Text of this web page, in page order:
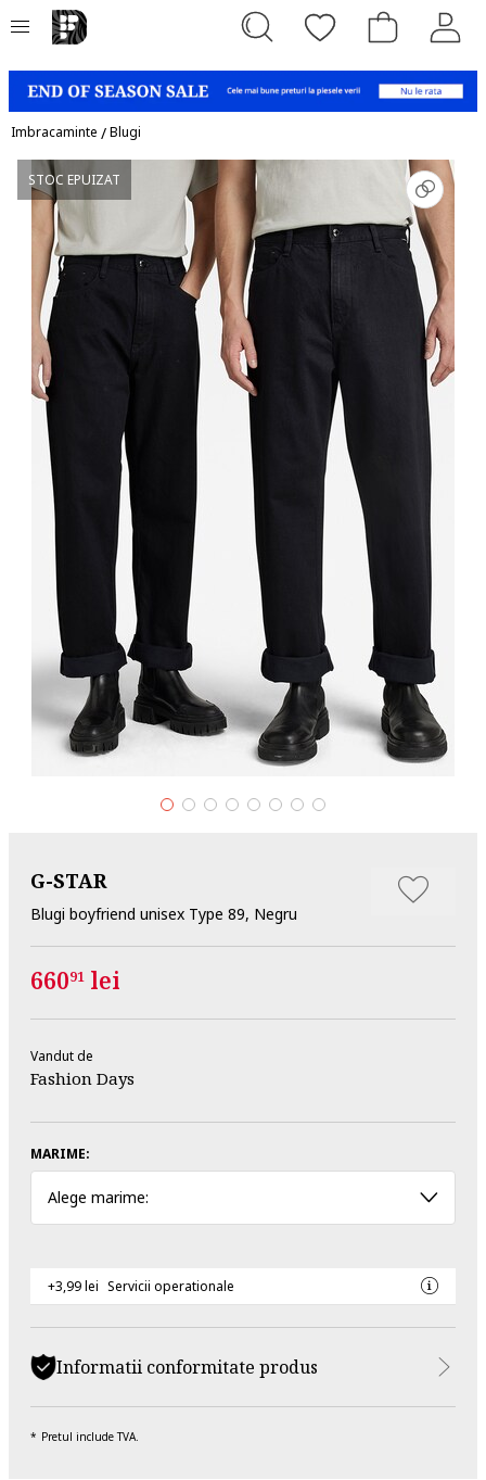
Imbracaminte /Blugi
STOC EPUIZAT
G-STAR
Blugi boyfriend unisex Type 89, Negru
66091 lei
Vandut de
Fashion Days
MARIME:
Alege marime:
+3,99 lei Servicii operationale
Informatii conformitate produs
Pretul include TVA.